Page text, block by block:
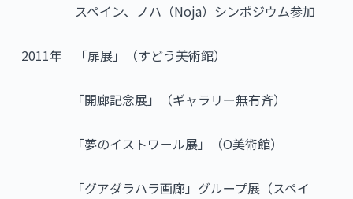
スペイン、ノハ（Noja）シンポジウム参加
2011年 「扉展」（すどう美術館）
「開廊記念展」（ギャラリー無有斉）
「夢のイストワール展」（O美術館）
「グアダラハラ画廊」グループ展（スペイ